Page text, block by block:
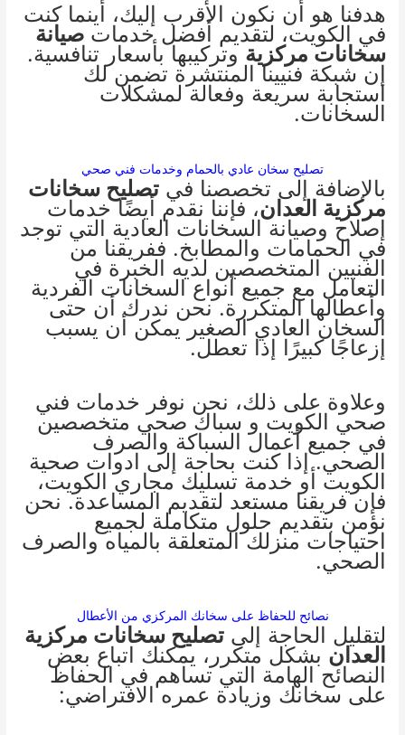
هدفنا هو أن نكون الأقرب إليك، أينما كنت
في الكويت، لتقديم أفضل خدماتصيانة
سخانات مركزية وتركيبها بأسعار تنافسية.
إن شبكة فنيينا المنتشرة تضمن لك
استجابة سريعة وفعالة لمشكلات
السخانات.
تصليح سخان عادي بالحمام وخدمات فني صحي
بالإضافة إلى تخصصنا فيتصليح سخانات
مركزية العدان، فإننا نقدم أيضًا خدمات
إصلاح وصيانة السخانات العادية التي توجد
في الحمامات والمطابخ. ففريقنا من
الفنيين المتخصصين لديه الخبرة في
التعامل مع جميع أنواع السخانات الفردية
وأعطالها المتكررة. نحن ندرك أن حتى
السخان العادي الصغير يمكن أن يسبب
إزعاجًا كبيرًا إذا تعطل.
وعلاوة على ذلك، نحن نوفر خدمات فني
صحي الكويت و سباك صحي متخصصين
في جميع أعمال السباكة والصرف
الصحي. إذا كنت بحاجة إلى ادوات صحية
الكويت أو خدمة تسليك مجاري الكويت،
فإن فريقنا مستعد لتقديم المساعدة. نحن
نؤمن بتقديم حلول متكاملة لجميع
احتياجات منزلك المتعلقة بالمياه والصرف
الصحي.
نصائح للحفاظ على سخانك المركزي من الأعطال
لتقليل الحاجة إلىتصليح سخانات مركزية
العدان بشكل متكرر، يمكنك اتباع بعض
النصائح الهامة التي تساهم في الحفاظ
على سخانك وزيادة عمره الافتراضي: